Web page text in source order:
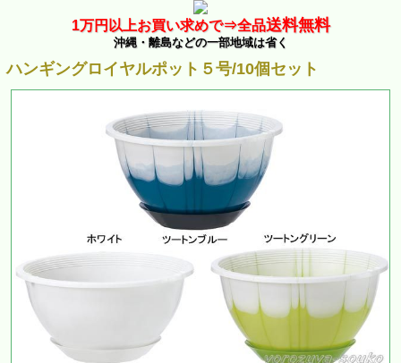
1万円以上お買い求めで⇒全品送料無料
沖縄・離島などの一部地域は省く
ハンギングロイヤルポット５号/10個セット